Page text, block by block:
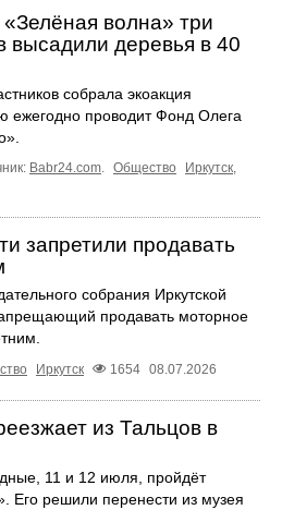
волна» три
высадили деревья в 40
собрала экоакция
ежегодно проводит Фонд Олега
Babr24.com. Общество Иркутск,
запретили продавать
собрания Иркутской
продавать моторное
Иркутск 1654 08.07.2026
из Тальцов в
11 и 12 июля, пройдёт
Его решили перенести из музея